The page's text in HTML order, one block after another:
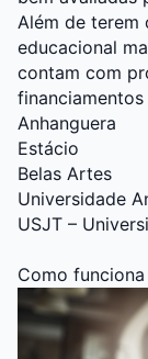
Além de terem
educacional
contam com
Anhanguera
Estácio
Belas Artes
Universidade
USJT –
Como